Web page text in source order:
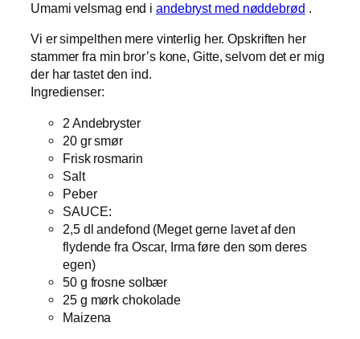
Umami velsmag end i andebryst med nøddebrød .
Vi er simpelthen mere vinterlig her. Opskriften her
stammer fra min bror’s kone, Gitte, selvom det er mig
der har tastet den ind.
Ingredienser:
2 Andebryster
20 gr smør
Frisk rosmarin
Salt
Peber
SAUCE:
2,5 dl andefond (Meget gerne lavet af den
flydende fra Oscar, Irma føre den som deres
egen)
50 g frosne solbær
25 g mørk chokolade
Maizena